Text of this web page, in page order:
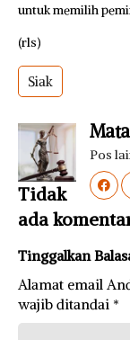
untuk memilih
(rls)
Siak
Mata
Pos
Tidak
ada
Tinggalkan
Alamat email
wajib ditandai *